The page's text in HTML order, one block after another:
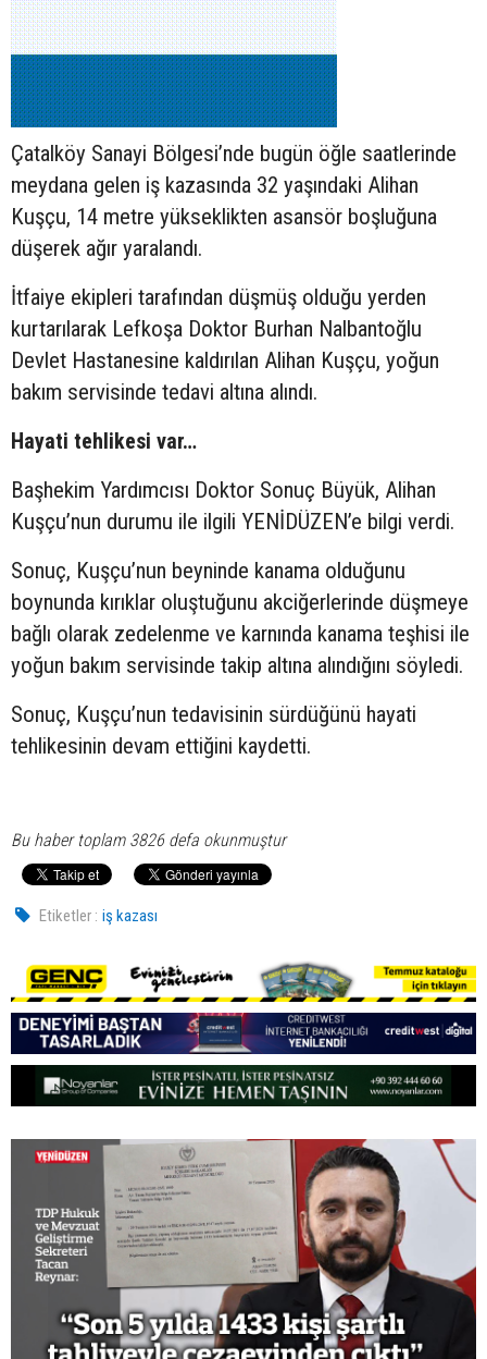
Çatalköy Sanayi Bölgesi’nde bugün öğle saatlerinde
meydana gelen iş kazasında 32 yaşındaki Alihan
Kuşçu, 14 metre yükseklikten asansör boşluğuna
düşerek ağır yaralandı.
İtfaiye ekipleri tarafından düşmüş olduğu yerden
kurtarılarak Lefkoşa Doktor Burhan Nalbantoğlu
Devlet Hastanesine kaldırılan Alihan Kuşçu, yoğun
bakım servisinde tedavi altına alındı.
Hayati tehlikesi var…
Başhekim Yardımcısı Doktor Sonuç Büyük, Alihan
Kuşçu’nun durumu ile ilgili YENİDÜZEN’e bilgi verdi.
Sonuç, Kuşçu’nun beyninde kanama olduğunu
boynunda kırıklar oluştuğunu akciğerlerinde düşmeye
bağlı olarak zedelenme ve karnında kanama teşhisi ile
yoğun bakım servisinde takip altına alındığını söyledi.
Sonuç, Kuşçu’nun tedavisinin sürdüğünü hayati
tehlikesinin devam ettiğini kaydetti.
Bu haber toplam 3826 defa okunmuştur
Etiketler : iş kazası